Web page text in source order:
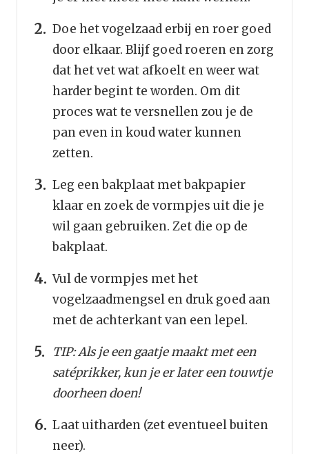
Doe het vogelzaad erbij en roer goed
door elkaar. Blijf goed roeren en zorg
dat het vet wat afkoelt en weer wat
harder begint te worden. Om dit
proces wat te versnellen zou je de
pan even in koud water kunnen
zetten.
Leg een bakplaat met bakpapier
klaar en zoek de vormpjes uit die je
wil gaan gebruiken. Zet die op de
bakplaat.
Vul de vormpjes met het
vogelzaadmengsel en druk goed aan
met de achterkant van een lepel.
TIP: Als je een gaatje maakt met een
satéprikker, kun je er later een touwtje
doorheen doen!
Laat uitharden (zet eventueel buiten
neer).